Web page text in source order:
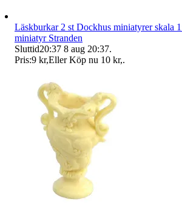
Läskburkar 2 st Dockhus miniatyrer skala
miniatyr Stranden
Sluttid20:37 8 aug 20:37.
Pris:9 kr,Eller Köp nu 10 kr,.